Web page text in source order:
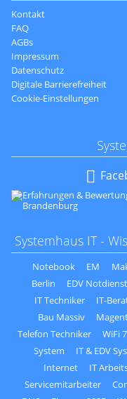
Navigation
überspringen
Kontakt
FAQ
AGBs
Impressum
Datenschutz
Digitale Barrierefreiheit
Cookie-Einstellungen
überspringen
Systemhaus IT -
Notebook EM
Berlin
EDV Notdienst
IT Techniker
IT-
Bau Massiv
Telefon Techniker
WiFi 7
System
IT & EDV
Internet
IT
Servicemitarbeiter